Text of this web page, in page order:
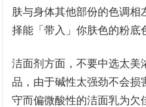
肤与身体其他部份的色调相
择能「带入」你肤色的粉底
洁面剂方面，不要中选太美
品，由于碱性太强劲不会损
守而偏微酸性的洁面乳为欠